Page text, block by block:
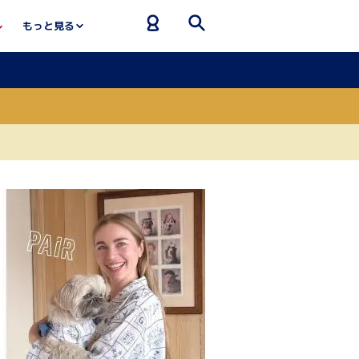
もっと見る